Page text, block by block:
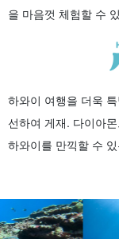
을 마음껏 체험할 수
하와이 여행을 더욱
선하여 게재. 다이아
하와이를 만끽할 수